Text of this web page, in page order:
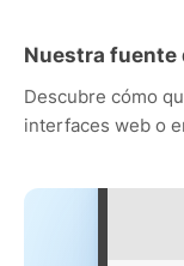
Nuestra fuente
Descubre cómo
interfaces web o